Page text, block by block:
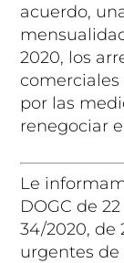
acuerdo,
2020, los
por las
renegociar
Le
DOGC de
34/2020, de
urgentes